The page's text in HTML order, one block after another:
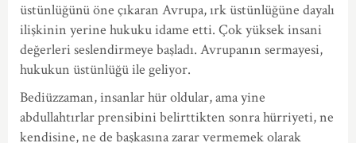
üstünlüğünü öne çıkaran Avrupa, ırk üstünlüğüne dayalı
ilişkinin yerine hukuku idame etti. Çok yüksek insani
değerleri seslendirmeye başladı. Avrupanın sermayesi,
hukukun üstünlüğü ile geliyor.
Bediüzzaman, insanlar hür oldular, ama yine
abdullahtırlar prensibini belirttikten sonra hürriyeti, ne
kendisine, ne de başkasına zarar vermemek olarak